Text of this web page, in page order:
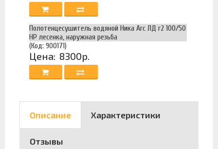
Полотенцесушитель водяной Ника Arc ЛД г2 100/50
НР лесенка, наружная резьба
(Код: 900171)
Цена: 8300р.
Описание Характеристики
Отзывы